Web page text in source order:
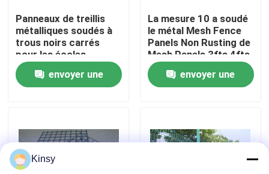
Contrôle de la qualité
Nous contacter
Les affaires
Fil tissé Mesh Screen
Panneaux de treillis
métalliques soudés à
trous noirs carrés
pour les écoles,
faciles à installer
envoyer une
La mesure 10 a soudé
le métal Mesh Fence
Panels Non Rusting de
Mesh Panels 3fts 4fts
de fil
envoyer une
Kinsy